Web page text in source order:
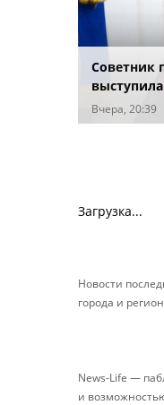
Советник
Вчера, 20:39
Загрузка...
Новости
города и
News-Life —
и